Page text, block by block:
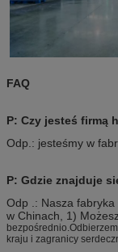
FAQ
P: Czy jesteś firmą
Odp.: jesteśmy w
P: Gdzie znajduje
Odp .: Nasza
w Chinach, 1)
kraju i zagranicy